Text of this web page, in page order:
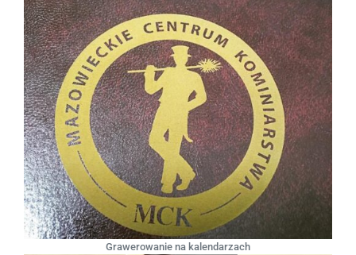
Grawerowanie na kalendarzach